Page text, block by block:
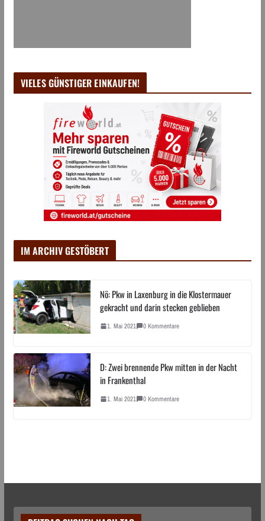
VIELES GÜNSTIGER EINKAUFEN!
IM ARCHIV GESTÖBERT
Nö: Pkw in Laxenburg in die Klostermauer
gekracht und darin stecken geblieben
1. Mai 2021 0 Kommentare
D: Zwei brennende Pkw mitten in der Nacht
in Frankenthal
1. Mai 2021 0 Kommentare